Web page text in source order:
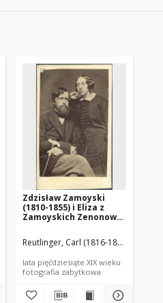
Zdzisław Zamoyski
(1810-1855) i Eliza z
Zamoyskich Zenonowa
Reutlinger, Carl (1816-1888)
lata pięćdziesiąte XIX wieku
fotografia zabytkowa